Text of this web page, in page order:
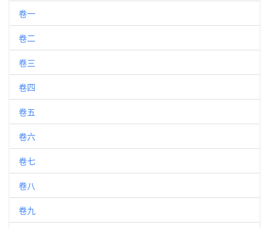
卷一
卷二
卷三
卷四
卷五
卷六
卷七
卷八
卷九